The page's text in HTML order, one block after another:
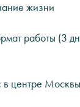
жизни
работы (3
центре